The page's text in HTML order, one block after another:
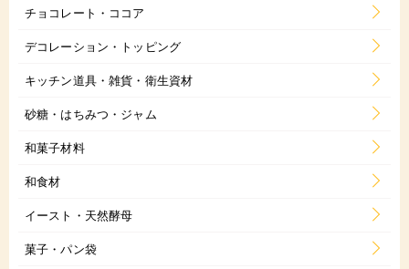
チョコレート・ココア
デコレーション・トッピング
キッチン道具・雑貨・衛生資材
砂糖・はちみつ・ジャム
和菓子材料
和食材
イースト・天然酵母
菓子・パン袋